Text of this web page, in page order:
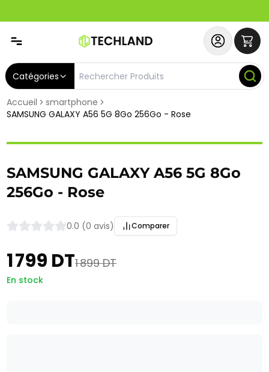
Catégories
Accueil
smartphone
SAMSUNG GALAXY A56 5G 8Go 256Go - Rose
SAMSUNG GALAXY A56 5G 8Go
256Go - Rose
0.0 (0 avis) Comparer
1 799 DT1 899 DT
En stock